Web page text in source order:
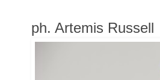
ph. Artemis Russell